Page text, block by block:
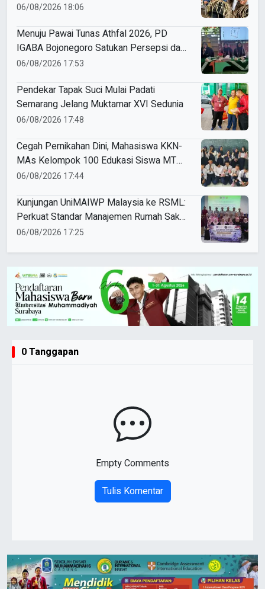
06/08/2026 18:06
Menuju Pawai Tunas Athfal 2026, PD
IGABA Bojonegoro Satukan Persepsi dan
Utamakan Keselamatan Anak
06/08/2026 17:53
Pendekar Tapak Suci Mulai Padati
Semarang Jelang Muktamar XVI Sedunia
06/08/2026 17:48
Cegah Pernikahan Dini, Mahasiswa KKN-
MAs Kelompok 100 Edukasi Siswa MTS
Miftahul Ulum Tawangsari
06/08/2026 17:44
Kunjungan UniMAIWP Malaysia ke RSML:
Perkuat Standar Manajemen Rumah Sakit
Syariah
06/08/2026 17:25
0 Tanggapan
Empty Comments
Tulis Komentar